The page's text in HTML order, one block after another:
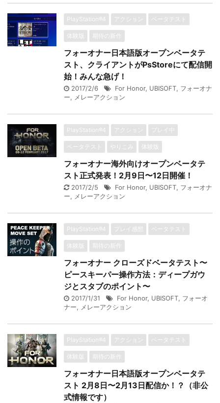
PlayStation®4 アクション ベータテスト
体験版 期待の新作
フォーオナー日本語版オープンベータテ
スト、クライアントがPsStoreにて配信開
始！みんな急げ！
2017/2/6 For Honor, UBISOFT, フォーオナ
ー, メレーアクション
PlayStation®4 アクション プレイ中
ベータテスト やりこみ 体験版
フォーオナー海外向けオープンベータテ
スト正式発表！2月9日〜12日開催！
2017/2/5 For Honor, UBISOFT, フォーオナ
ー, メレーアクション
PlayStation®4 プレイ感想 ベータテスト
体験版 期待の新作
フォーオナー クローズドベータテスト〜
ピースキーパー操作方法：ディープガウ
ジとスタブのポイント〜
2017/1/31 For Honor, UBISOFT, フォーオ
ナー, メレーアクション
PlayStation®4 アクション ベータテスト
体験版 期待の新作
フォーオナー日本語版オープンベータテ
スト 2月8日〜2月13日配信か！？（非公
式情報です）